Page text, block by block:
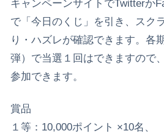
キャンペーンサイトでTwitterか
で「今日のくじ」を引き、スク
り・ハズレが確認できます。各
弾）で当選１回はできますので
参加できます。
賞品
１等：10,000ポイント ×10名、